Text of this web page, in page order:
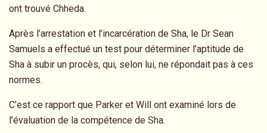
ont trouvé Chheda.
Après l’arrestation et l’incarcération de Sha, le Dr Sean
Samuels a effectué un test pour déterminer l’aptitude de
Sha à subir un procès, qui, selon lui, ne répondait pas à ces
normes.
C’est ce rapport que Parker et Will ont examiné lors de
l’évaluation de la compétence de Sha.